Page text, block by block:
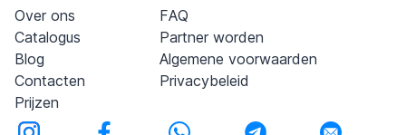
Over ons
Catalogus
Blog
Contacten
Prijzen
FAQ
Partner worden
Algemene voorwaarden
Privacybeleid